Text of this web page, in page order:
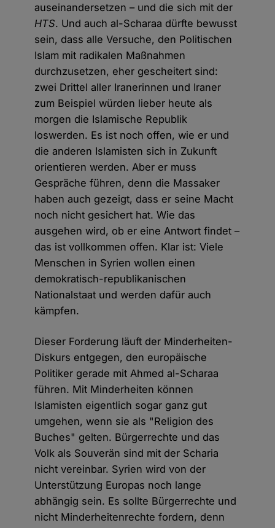
auseinandersetzen – und die sich mit der
HTS. Und auch al-Scharaa dürfte bewusst
sein, dass alle Versuche, den Politischen
Islam mit radikalen Maßnahmen
durchzusetzen, eher gescheitert sind:
zwei Drittel aller Iranerinnen und Iraner
zum Beispiel würden lieber heute als
morgen die Islamische Republik
loswerden. Es ist noch offen, wie er und
die anderen Islamisten sich in Zukunft
orientieren werden. Aber er muss
Gespräche führen, denn die Massaker
haben auch gezeigt, dass er seine Macht
noch nicht gesichert hat. Wie das
ausgehen wird, ob er eine Antwort findet –
das ist vollkommen offen. Klar ist: Viele
Menschen in Syrien wollen einen
demokratisch-republikanischen
Nationalstaat und werden dafür auch
kämpfen.
Dieser Forderung läuft der Minderheiten-
Diskurs entgegen, den europäische
Politiker gerade mit Ahmed al-Scharaa
führen. Mit Minderheiten können
Islamisten eigentlich sogar ganz gut
umgehen, wenn sie als "Religion des
Buches" gelten. Bürgerrechte und das
Volk als Souverän sind mit der Scharia
nicht vereinbar. Syrien wird von der
Unterstützung Europas noch lange
abhängig sein. Es sollte Bürgerrechte und
nicht Minderheitenrechte fordern, denn